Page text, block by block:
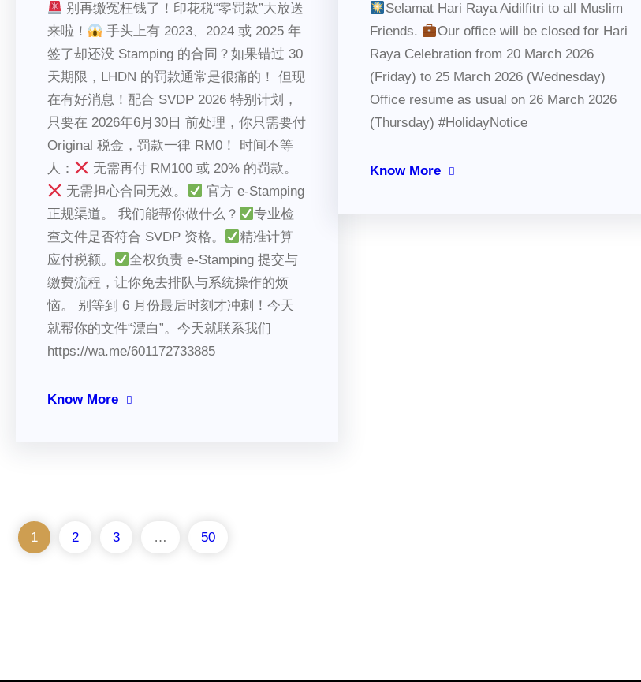
别再缴冤枉钱了！印花税“零罚款”大放送
来啦！
手头上有 2023、2024 或 2025 年
签了却还没 Stamping 的合同？如果错过 30
天期限，LHDN 的罚款通常是很痛的！ 但现
在有好消息！配合 SVDP 2026 特别计划，
只要在 2026年6月30日 前处理，你只需要付
Original 税金，罚款一律 RM0！ 时间不等
人：
无需再付 RM100 或 20% 的罚款。
无需担心合同无效。
官方 e-Stamping
正规渠道。 我们能帮你做什么？
专业检
查文件是否符合 SVDP 资格。
精准计算
应付税额。
全权负责 e-Stamping 提交与
缴费流程，让你免去排队与系统操作的烦
恼。 别等到 6 月份最后时刻才冲刺！今天
就帮你的文件“漂白”。今天就联系我们
https://wa.me/601172733885
Know More
Selamat Hari Raya Aidilfitri to all Muslim
Friends.
Our office will be closed for Hari
Raya Celebration from 20 March 2026
(Friday) to 25 March 2026 (Wednesday)
Office resume as usual on 26 March 2026
(Thursday) #HolidayNotice
Know More
1 2 3 … 50